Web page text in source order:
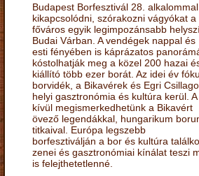
Budapest Borfesztivál 28.
kikapcsolódni, szórakozni vágyókat a
főváros egyik legimpozánsabb
Budai Várban. A vendégek nappal és
esti fényében is káprázatos
kóstolhatják meg a közel 200 hazai
kiállító több ezer borát. Az idei év
borvidék, a Bikavérek és Egri
helyi gasztronómia és kultúra kerül.
kívül megismerkedhetünk a Bikavért
övező legendákkal, hungarikum
titkaival. Európa legszebb
borfesztiválján a bor és kultúra
zenei és gasztronómiai kínálat teszi
is felejthetetlenné.